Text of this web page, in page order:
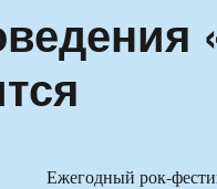
Ежегодный рок-